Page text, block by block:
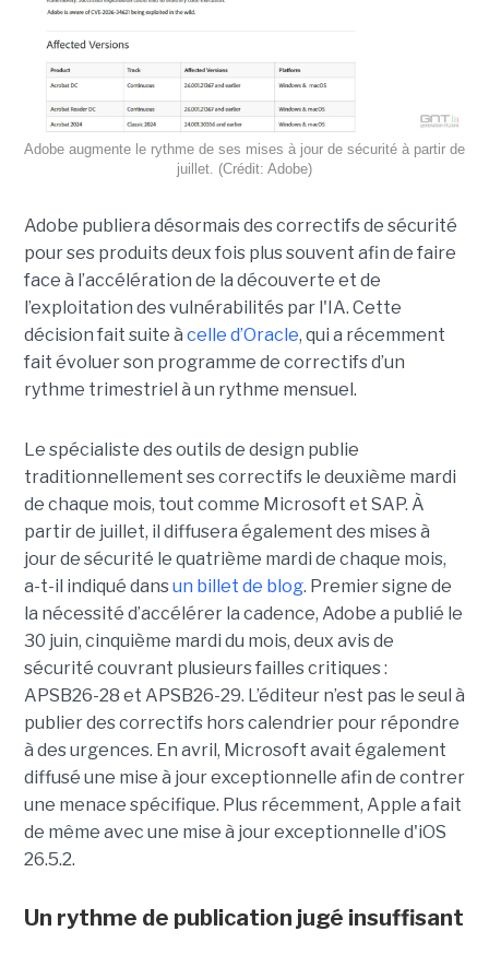
Adobe augmente le rythme de ses mises à jour de sécurité à partir de
juillet. (Crédit: Adobe)
Adobe publiera désormais des correctifs de sécurité
pour ses produits deux fois plus souvent afin de faire
face à l’accélération de la découverte et de
l’exploitation des vulnérabilités par l'IA. Cette
décision fait suite à celle d’Oracle, qui a récemment
fait évoluer son programme de correctifs d’un
rythme trimestriel à un rythme mensuel.
Le spécialiste des outils de design publie
traditionnellement ses correctifs le deuxième mardi
de chaque mois, tout comme Microsoft et SAP. À
partir de juillet, il diffusera également des mises à
jour de sécurité le quatrième mardi de chaque mois,
a-t-il indiqué dansun billet de blog. Premier signe de
la nécessité d’accélérer la cadence, Adobe a publié le
30 juin, cinquième mardi du mois, deux avis de
sécurité couvrant plusieurs failles critiques :
APSB26-28 et APSB26-29. L’éditeur n’est pas le seul à
publier des correctifs hors calendrier pour répondre
à des urgences. En avril, Microsoft avait également
diffusé une mise à jour exceptionnelle afin de contrer
une menace spécifique. Plus récemment, Apple a fait
de même avec une mise à jour exceptionnelle d'iOS
26.5.2.
Un rythme de publication jugé insuffisant